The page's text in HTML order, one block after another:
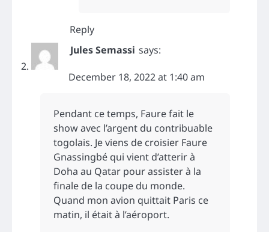
Reply
Jules Semassi says:
December 18, 2022 at 1:40 am
Pendant ce temps, Faure fait le
show avec l’argent du contribuable
togolais. Je viens de croisier Faure
Gnassingbé qui vient d’atterir à
Doha au Qatar pour assister à la
finale de la coupe du monde.
Quand mon avion quittait Paris ce
matin, il était à l’aéroport.